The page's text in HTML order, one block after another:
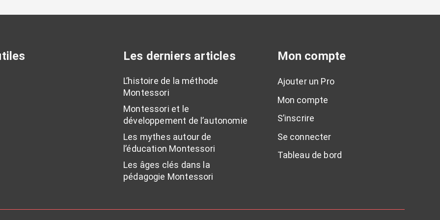
Les derniers articles
L’histoire de la méthode
Montessori
Montessori et le
développement de l’autonomie
Les mythes autour de
l’éducation Montessori
Les âges clés dans la
pédagogie Montessori
Mon compte
Ajouter un Pro
Mon compte
S’inscrire
Se connecter
Tableau de bord